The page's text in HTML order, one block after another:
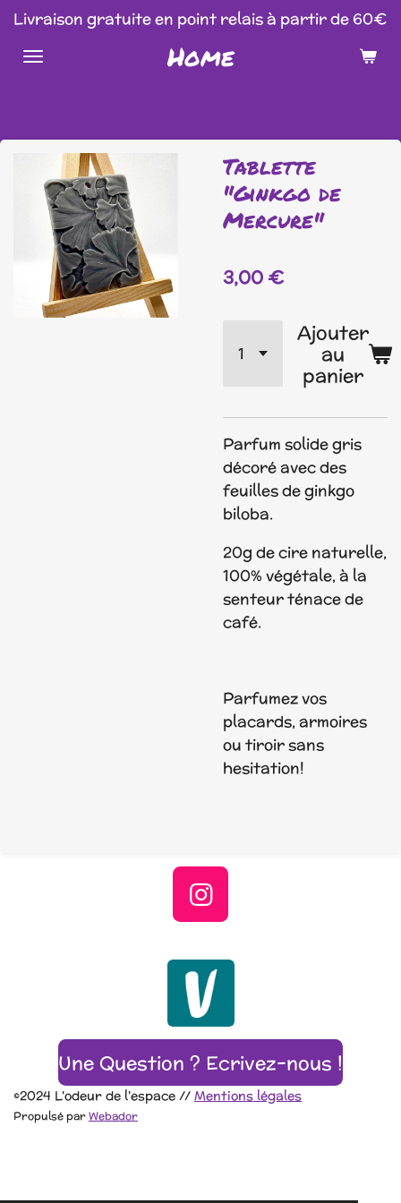
Passer
contenu
Home
Livraison gratuite en point relais à partir de 60€
Tablette
"Ginkgo de
Mercure"
3,00 €
Ajouter
au
panier
Parfum solide gris
décoré avec des
feuilles de ginkgo
biloba.
20g de cire naturelle,
100% végétale, à la
senteur ténace de
café.
Parfumez vos
placards, armoires
ou tiroir sans
hesitation!
I
s
t
a
g
r
a
Une Question ? Ecrivez-nous !
©2024 L'odeur de l'espace // Mentions légales
Propulsé parWebador